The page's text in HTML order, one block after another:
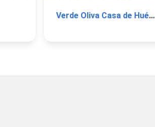
Verde Oliva Casa de Huéspedes